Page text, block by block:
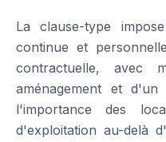
La clause-type
continue et
contractuelle, avec
aménagement et
l'importance des
d'exploitation au-delà